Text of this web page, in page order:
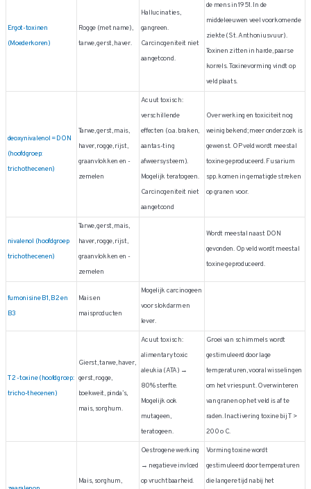
Ergot-toxinen
(Moederkoren)
Rogge (met name),
tarwe, gerst, haver.
Hallucinaties,
gangreen.
Carcinogeniteit niet
aangetoond.
de mens in 1951. In de
middeleeuwen veel voorkomende
ziekte (St. Anthoniusvuur).
Toxinen zitten in harde, paarse
korrels. Toxinevorming vindt op
veld plaats.
deoxynivalenol = DON
(hoofdgroep:
trichothecenen)
Tarwe, gerst, mais,
haver, rogge, rijst,
graanvlokken en -
zemelen
Acuut toxisch:
verschillende
effecten (o.a. braken,
aantas-ting
afweersysteem).
Mogelijk teratogeen.
Carcinogeniteit niet
aangetoond
Over werking en toxiciteit nog
weinig bekend; meer onderzoek is
gewenst. OP veld wordt meestal
toxine geproduceerd. Fusarium
spp. komen in gematigde streken
op granen voor.
nivalenol (hoofdgroep
trichothecenen)
Tarwe, gerst, mais,
haver, rogge, rijst,
graanvlokken en -
zemelen
Wordt meestal naast DON
gevonden. Op veld wordt meestal
toxine geproduceerd.
fumonisine B1, B2 en
B3
Mais en
maisproducten
Mogelijk carcinogeen
voor slokdarm en
lever.
T 2 -toxine (hoofdgroep:
tricho-thecenen)
Gierst, tarwe, haver,
gerst, rogge,
boekweit, pinda’s,
mais, sorghum.
Acuut toxisch:
alimentary toxic
aleukia (ATA) →
80% sterfte.
Mogelijk ook
mutageen,
teratogeen.
Groei van schimmels wordt
gestimuleerd door lage
temperaturen, vooral wisselingen
om het vriespunt. Overwinteren
van granen op het veld is af te
raden. Inactivering toxine bij T >
200 o C.
Mais, sorghum,
Oestrogene werking
→ negatieve invloed
op vruchtbaarheid.
Vorming toxine wordt
gestimuleerd door temperaturen
die langere tijd nabij het